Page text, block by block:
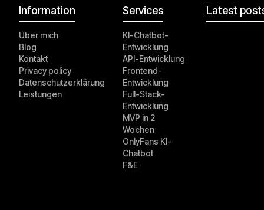
Information
Über mich
Blog
Kontakt
Privacy policy
Datenschutzerklärung
Leistungen
Services
KI-Chatbot-
Entwicklung
API-Entwicklung
Frontend-
Entwicklung
Full-Stack-
Entwicklung
MVP in 2
Wochen
OnlyFans KI-
Chatbot
F&E
Latest